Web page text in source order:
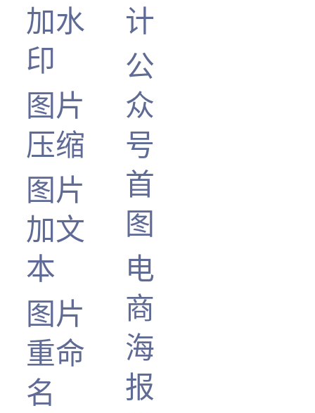
加水
印
图片
压缩
图片
加文
本
图片
重命
名
计
公
众
号
首
图
电
商
海
报